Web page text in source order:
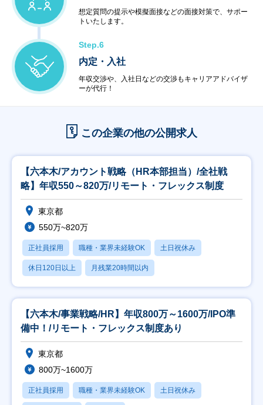
想定質問の提示や模擬面接などの面接対策で、サポー
トいたします。
Step.6
内定・入社
年収交渉や、入社日などの交渉もキャリアアドバイザ
ーが代行！
この企業の他の公開求人
【六本木/アカウント戦略（HR本部担当）/全社戦
略】年収550～820万/リモート・フレックス制度
東京都
550万~820万
正社員採用 職種・業界未経験OK 土日祝休み
休日120日以上 月残業20時間以内
【六本木/事業戦略/HR】年収800万～1600万/IPO準
備中！/リモート・フレックス制度あり
東京都
800万~1600万
正社員採用 職種・業界未経験OK 土日祝休み